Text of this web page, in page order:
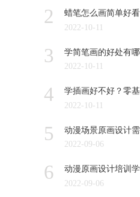
2
蜡笔怎么画简单好
2022-10-11
3
学简笔画的好处有
2022-10-11
4
学插画好不好？零
2022-10-11
5
动漫场景原画设计
2022-09-06
6
动漫原画设计培训
2022-09-06